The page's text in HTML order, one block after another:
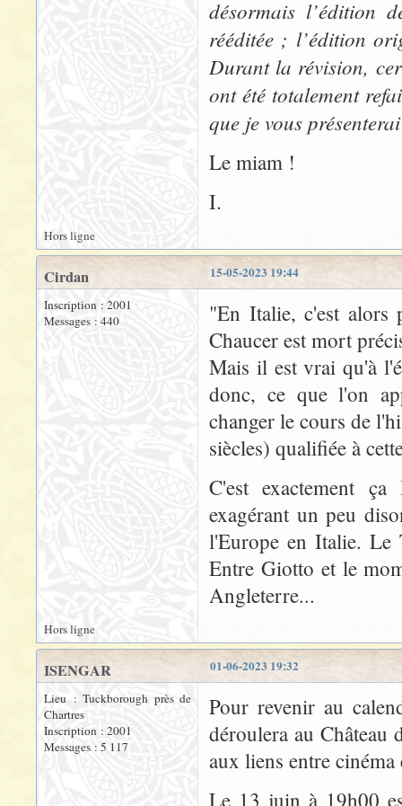
désormais l’édition
rééditée ; l’édition
Durant la révision,
ont été totalement
que je vous
Le miam !
I.
Hors ligne
15-05-2023 19:44
Cirdan
Inscription : 2001
Messages : 440
"En Italie, c'est alors
Chaucer est mort
Mais il est vrai qu'à
donc, ce que l'on
changer le cours de
siècles) qualifiée à
C'est exactement
exagérant un peu
l'Europe en Italie. Le
Entre Giotto et le
Angleterre...
Hors ligne
01-06-2023 19:32
ISENGAR
Lieu : Tuckborough près de
Chartres
Inscription : 2001
Messages : 5 117
Pour revenir au
déroulera au
aux liens entre
Le 13 juin à 19h00